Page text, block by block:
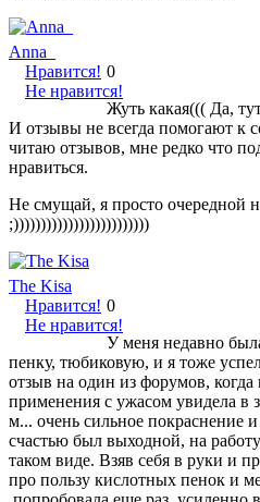
Anna_
Нравится!
Не нравится!
0
Жуть какая((( Да,
И отзывы не всегда помогают к
читаю отзывов, мне редко что
нравиться.
Не смущай, я просто очередной
;)))))))))))))))))))))))))
The Kisa
Нравится!
Не нравится!
0
У меня недавно
пенку, тюбиковую, и я тоже
отзыв на один из форумов,
применения с ужасом увидела в
м... очень сильное покраснение
счастью был выходной, на
таком виде. Взяв себя в руки и
про пользу кислотных пенок и